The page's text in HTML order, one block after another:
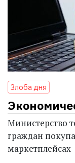
Злоба дня
Министерство
граждан
маркетплейсах